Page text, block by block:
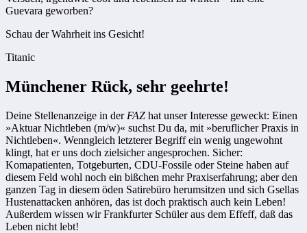
Guevara geworben?
Schau der Wahrheit ins Gesicht!
Titanic
Münchener Rück, sehr geehrte!
Deine Stellenanzeige in der FAZ hat unser Interesse geweckt: Einen
»Aktuar Nichtleben (m/w)« suchst Du da, mit »beruflicher Praxis in
Nichtleben«. Wenngleich letzterer Begriff ein wenig ungewohnt
klingt, hat er uns doch zielsicher angesprochen. Sicher:
Komapatienten, Totgeburten, CDU-Fossile oder Steine haben auf
diesem Feld wohl noch ein bißchen mehr Praxis­erfahrung; aber den
ganzen Tag in ­diesem öden Satirebüro herumsitzen und sich Gsellas
Hustenattacken anhören, das ist doch praktisch auch kein ­Leben!
Außerdem wissen wir Frankfurter Schüler aus dem Effeff, daß das
Leben nicht lebt!